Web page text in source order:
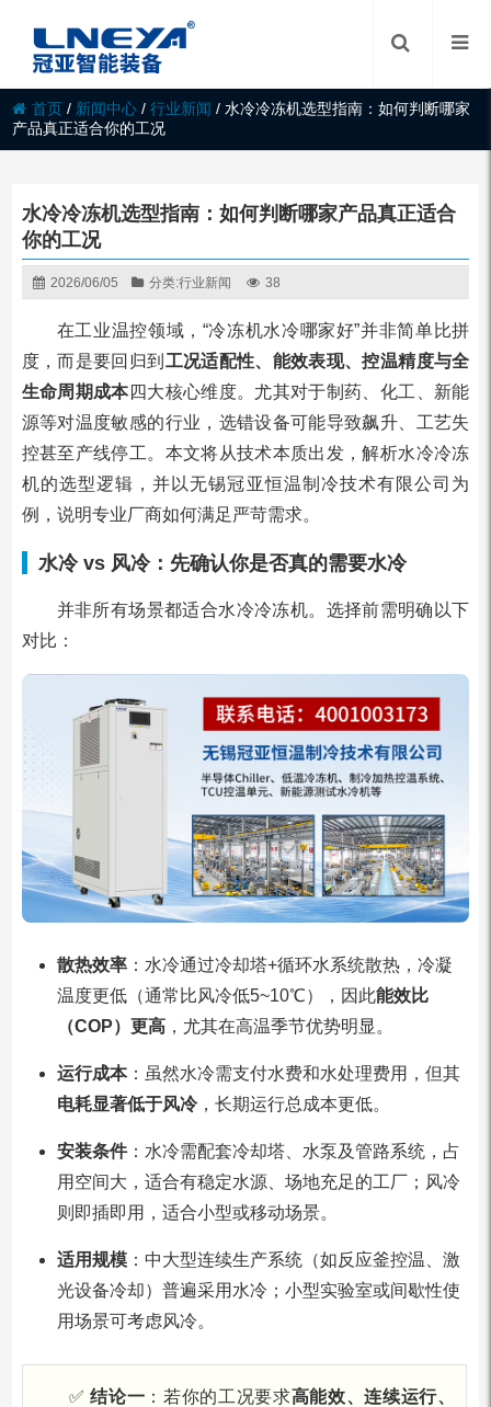
首页 / 新闻中心 /行业新闻 /水冷冷冻机选型指南：如何判断哪家
产品真正适合你的工况
水冷冷冻机选型指南：如何判断哪家产品真正适合
你的工况
2026/06/05 分类:行业新闻 38
在工业温控领域，“冷冻机水冷哪家好”并非简单比拼
度，而是要回归到 工况适配性、能效表现、控温精度与全
生命周期成本四大核心维度。尤其对于制药、化工、新能
源等对温度敏感的行业，选错设备可能导致飙升、工艺失
控甚至产线停工。本文将从技术本质出发，解析水冷冷冻
机的选型逻辑，并以无锡冠亚恒温制冷技术有限公司为
例，说明专业厂商如何满足严苛需求。
水冷 vs 风冷：先确认你是否真的需要水冷
并非所有场景都适合水冷冷冻机。选择前需明确以下
对比：
散热效率：水冷通过冷却塔+循环水系统散热，冷凝
温度更低（通常比风冷低5~10℃），因此能效比
（COP）更高，尤其在高温季节优势明显。
运行成本：虽然水冷需支付水费和水处理费用，但其
电耗显著低于风冷，长期运行总成本更低。
安装条件：水冷需配套冷却塔、水泵及管路系统，占
用空间大，适合有稳定水源、场地充足的工厂；风冷
则即插即用，适合小型或移动场景。
适用规模：中大型连续生产系统（如反应釜控温、激
光设备冷却）普遍采用水冷；小型实验室或间歇性使
用场景可考虑风冷。
✅结论一 ：若你的工况要求高能效、连续运行、